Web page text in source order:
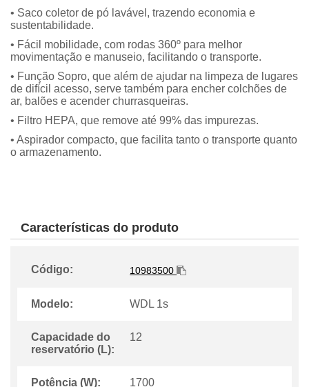
• Saco coletor de pó lavável, trazendo economia e
sustentabilidade.
• Fácil mobilidade, com rodas 360º para melhor
movimentação e manuseio, facilitando o transporte.
• Função Sopro, que além de ajudar na limpeza de lugares
de difícil acesso, serve também para encher colchões de
ar, balões e acender churrasqueiras.
• Filtro HEPA, que remove até 99% das impurezas.
• Aspirador compacto, que facilita tanto o transporte quanto
o armazenamento.
Características do produto
Código: 10983500
Modelo: WDL 1s
Capacidade do
reservatório (L):
12
Potência (W): 1700